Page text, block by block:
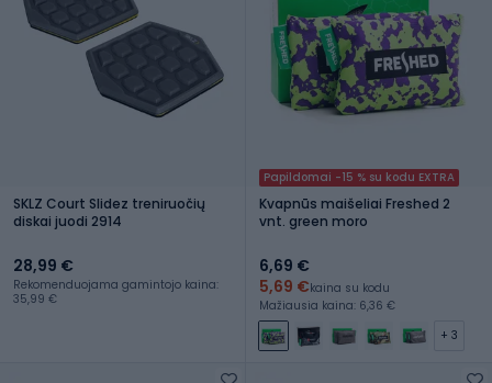
SKLZ Court Slidez treniruočių
diskai juodi 2914
28,99 €
Rekomenduojama gamintojo kaina:
35,99 €
Papildomai -15 % su kodu EXTRA
Kvapnūs maišeliai Freshed 2
vnt. green moro
6,69 €
5,69 €kaina su kodu
Mažiausia kaina: 6,36 €
+ 3